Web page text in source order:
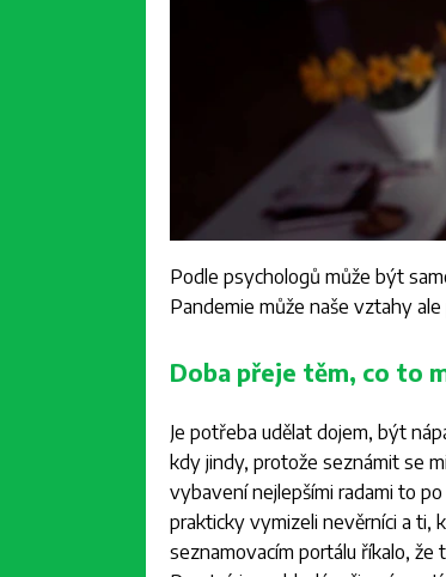
Podle psychologů může být
Pandemie může naše vztahy
Doba přeje těm, co to
Je potřeba udělat dojem, být
kdy jindy, protože seznámit se
vybavení nejlepšími radami to
prakticky vymizeli nevěrníci a ti,
seznamovacím portálu říkalo, že